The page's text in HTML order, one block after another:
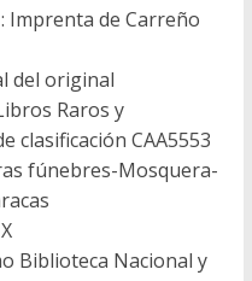
Imprenta de Carreño
del original
Raros y
clasificación CAA5553
fúnebres-Mosquera-
Biblioteca Nacional y